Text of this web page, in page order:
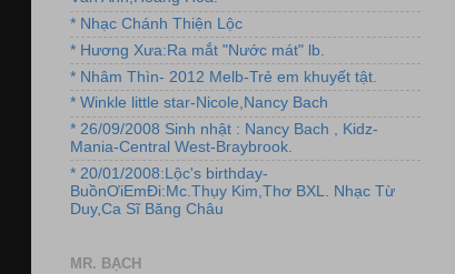
* Nhạc Chánh Thiện Lộc
* Hương Xưa:Ra mắt "Nước mát" lb.
* Nhâm Thìn- 2012 Melb-Trẻ em khuyết tật.
* Winkle little star-Nicole,Nancy Bach
* 26/09/2008 Sinh nhật : Nancy Bach , Kidz-
Mania-Central West-Braybrook.
* 20/01/2008:Lộc's birthday-
BuồnƠiEmĐi:Mc.Thụy Kim,Thơ BXL. Nhạc Từ
Duy,Ca Sĩ Băng Châu
MR. BẠCH